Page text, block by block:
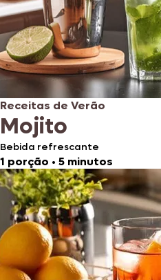
Receitas de Verão
Mojito
Bebida refrescante
1 porção • 5 minutos